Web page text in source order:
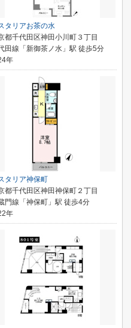
タリアお茶の水
都千代田区神田小川町３丁目
田線「新御茶ノ水」駅 徒歩5分
年
タリア神保町
都千代田区神田神保町２丁目
門線「神保町」駅 徒歩4分
年